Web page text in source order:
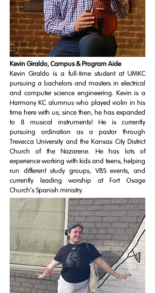
Kevin Giraldo, Campus & Program Aide
Kevin Giraldo is a full-time student at UMKC
pursuing a bachelors and masters in electrical
and computer science engineering. Kevin is a
Harmony KC alumnus who played violin in his
time here with us; since then, he has expanded
to 8 musical instruments! He is currently
pursuing ordination as a pastor through
Trevecca University and the Kansas City District
Church of the Nazarene. He has lots of
experience working with kids and teens, helping
run different study groups, VBS events, and
currently leading worship at Fort Osage
Church's Spanish ministry.